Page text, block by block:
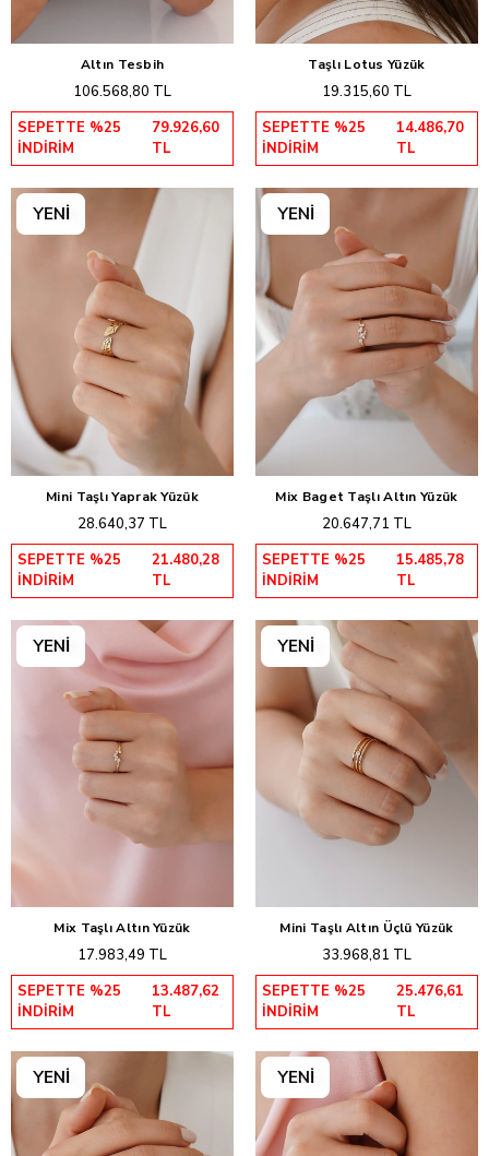
Sepete Ekle
Altın Tesbih
106.568,80 TL
SEPETTE %25
İNDİRİM
79.926,60
TL
Sepete Ekle
Taşlı Lotus Yüzük
19.315,60 TL
SEPETTE %25
İNDİRİM
14.486,70
TL
Sepete Ekle
Mini Taşlı Yaprak Yüzük
28.640,37 TL
SEPETTE %25
İNDİRİM
21.480,28
TL
Sepete Ekle
Mix Baget Taşlı Altın Yüzük
20.647,71 TL
SEPETTE %25
İNDİRİM
15.485,78
TL
Sepete Ekle
Mix Taşlı Altın Yüzük
17.983,49 TL
SEPETTE %25
İNDİRİM
13.487,62
TL
Sepete Ekle
Mini Taşlı Altın Üçlü Yüzük
33.968,81 TL
SEPETTE %25
İNDİRİM
25.476,61
TL